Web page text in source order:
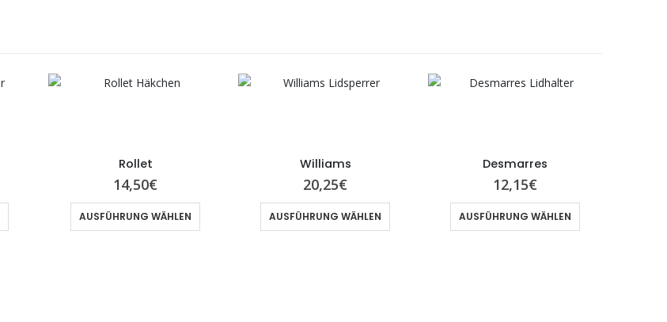
Rollet
14,50€
AUSFÜHRUNG WÄHLEN
Williams
20,25€
AUSFÜHRUNG WÄHLEN
Desmarres
12,15€
AUSFÜHRUNG WÄHLEN